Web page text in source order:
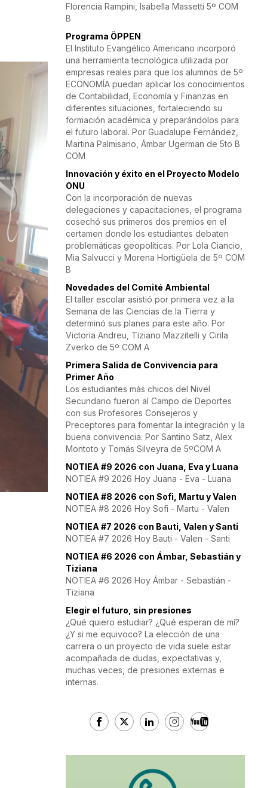
Florencia Rampini, Isabella Massetti 5º COM
B
Programa ÖPPEN
El Instituto Evangélico Americano incorporó
una herramienta tecnológica utilizada por
empresas reales para que los alumnos de 5º
ECONOMÍA puedan aplicar los conocimientos
de Contabilidad, Economía y Finanzas en
diferentes situaciones, fortaleciendo su
formación académica y preparándolos para
el futuro laboral. Por Guadalupe Fernández,
Martina Palmisano, Ámbar Ugerman de 5to B
COM
Innovación y éxito en el Proyecto Modelo
ONU
Con la incorporación de nuevas
delegaciones y capacitaciones, el programa
cosechó sus primeros dos premios en el
certamen donde los estudiantes debaten
problemáticas geopolíticas. Por Lola Ciancio,
Mia Salvucci y Morena Hortigüela de 5º COM
B
Novedades del Comité Ambiental
El taller escolar asistió por primera vez a la
Semana de las Ciencias de la Tierra y
determinó sus planes para este año. Por
Victoria Andreu, Tiziano Mazzitelli y Cirila
Zverko de 5º COM A
Primera Salida de Convivencia para
Primer Año
Los estudiantes más chicos del Nivel
Secundario fueron al Campo de Deportes
con sus Profesores Consejeros y
Preceptores para fomentar la integración y la
buena convivencia. Por Santino Satz, Alex
Montoto y Tomás Silveyra de 5ºCOM A
NOTIEA #9 2026 con Juana, Eva y Luana
NOTIEA #9 2026 Hoy Juana - Eva - Luana
NOTIEA #8 2026 con Sofi, Martu y Valen
NOTIEA #8 2026 Hoy Sofi - Martu - Valen
NOTIEA #7 2026 con Bauti, Valen y Santi
NOTIEA #7 2026 Hoy Bauti - Valen - Santi
NOTIEA #6 2026 con Ámbar, Sebastián y
Tiziana
NOTIEA #6 2026 Hoy Ámbar - Sebastián -
Tiziana
Elegir el futuro, sin presiones
¿Qué quiero estudiar? ¿Qué esperan de mí?
¿Y si me equivoco? La elección de una
carrera o un proyecto de vida suele estar
acompañada de dudas, expectativas y,
muchas veces, de presiones externas e
internas.